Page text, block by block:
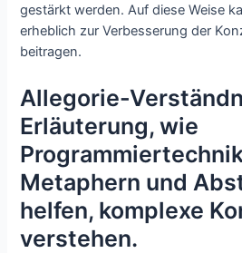
gestärkt werden. Auf diese Weise
erheblich zur Verbesserung der
beitragen.
Allegorie-
Erläuterung, wie
Metaphern und
helfen, komplexe
verstehen.